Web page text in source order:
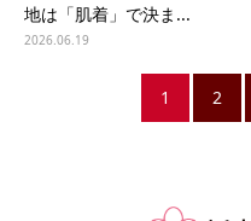
地は「肌着」で決ま...
2026.06.19
1 2